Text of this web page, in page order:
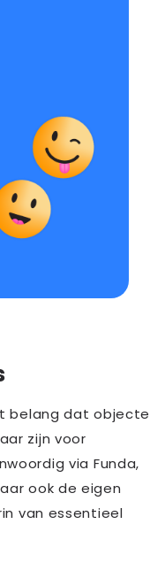
belang dat
zijn voor
via Funda,
ook de eigen
van essentieel